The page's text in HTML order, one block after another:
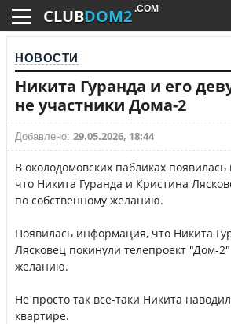
CLUBDOM2 .COM
НОВОСТИ
Никита Гуранда и его
не участники Дома-2
Добавлено: 29.05.2026, 18:44
В околодомовских пабликах
что Никита Гуранда и Кристина
по собственному желанию.
Появилась информация, что Никита
Лясковец покинули телепроект "Дом-
желанию.
Не просто так всё-таки Никита
квартире.